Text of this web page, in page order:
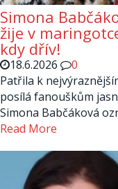
Simona
žije v
kdy dřív!
18.6.2026
0
Patřila k
posílá fanouškům
Simona Babčáková
Read More